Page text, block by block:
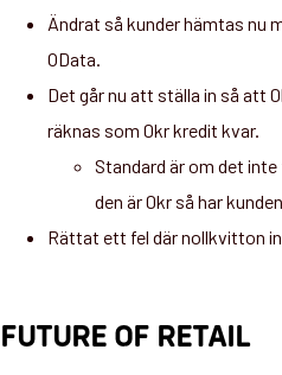
Ändrat så kunder hämtas nu
OData.
Det går nu att ställa in så att
räknas som 0kr kredit kvar.
Standard är om det
den är 0kr så har
Rättat ett fel där nollkvitton
FUTURE OF RETAIL